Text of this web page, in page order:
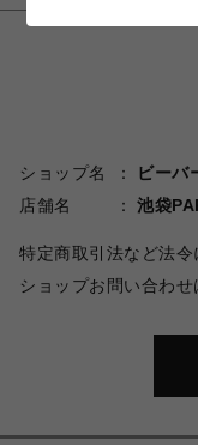
ショップ名
ビーバ
店舗名
池袋
特定商取引法など法令
ショップお問い合わせ